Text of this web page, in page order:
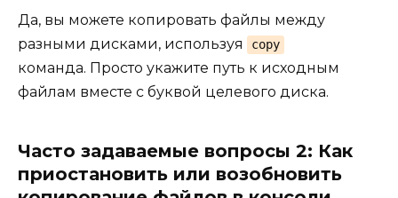
Да, вы можете копировать файлы между
разными дисками, используя
copy
команда. Просто укажите путь к исходным
файлам вместе с буквой целевого диска.
Часто задаваемые вопросы 2: Как
приостановить или возобновить